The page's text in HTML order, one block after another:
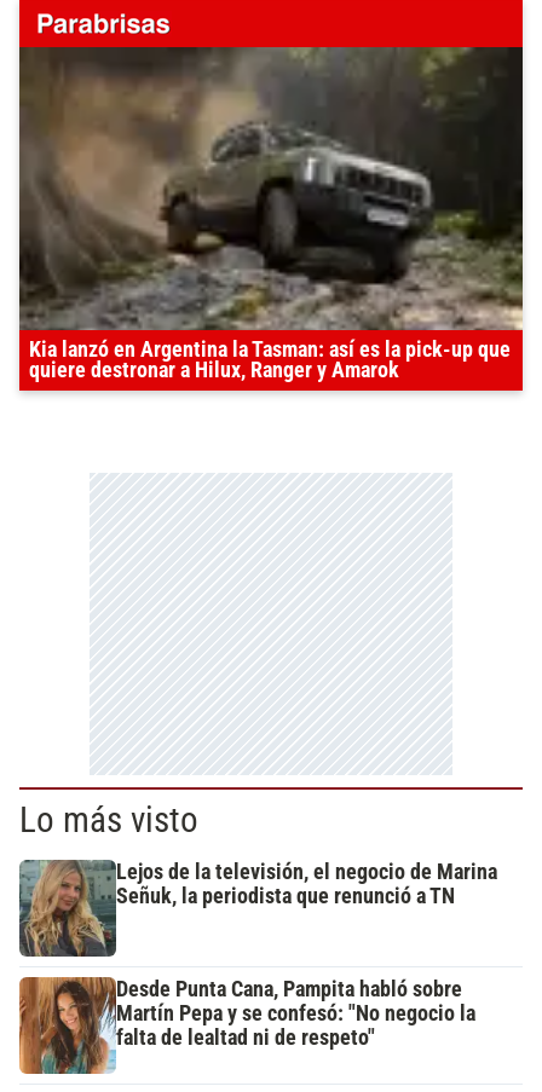
Kia lanzó en Argentina la Tasman: así es la pick-up que
quiere destronar a Hilux, Ranger y Amarok
Lo más visto
Lejos de la televisión, el negocio de Marina
Señuk, la periodista que renunció a TN
Desde Punta Cana, Pampita habló sobre
Martín Pepa y se confesó: "No negocio la
falta de lealtad ni de respeto"